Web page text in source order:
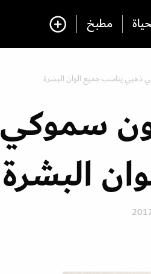
مطبخ
ذهبي يناسب جميع الوان البشرة
سموكي
البشرة